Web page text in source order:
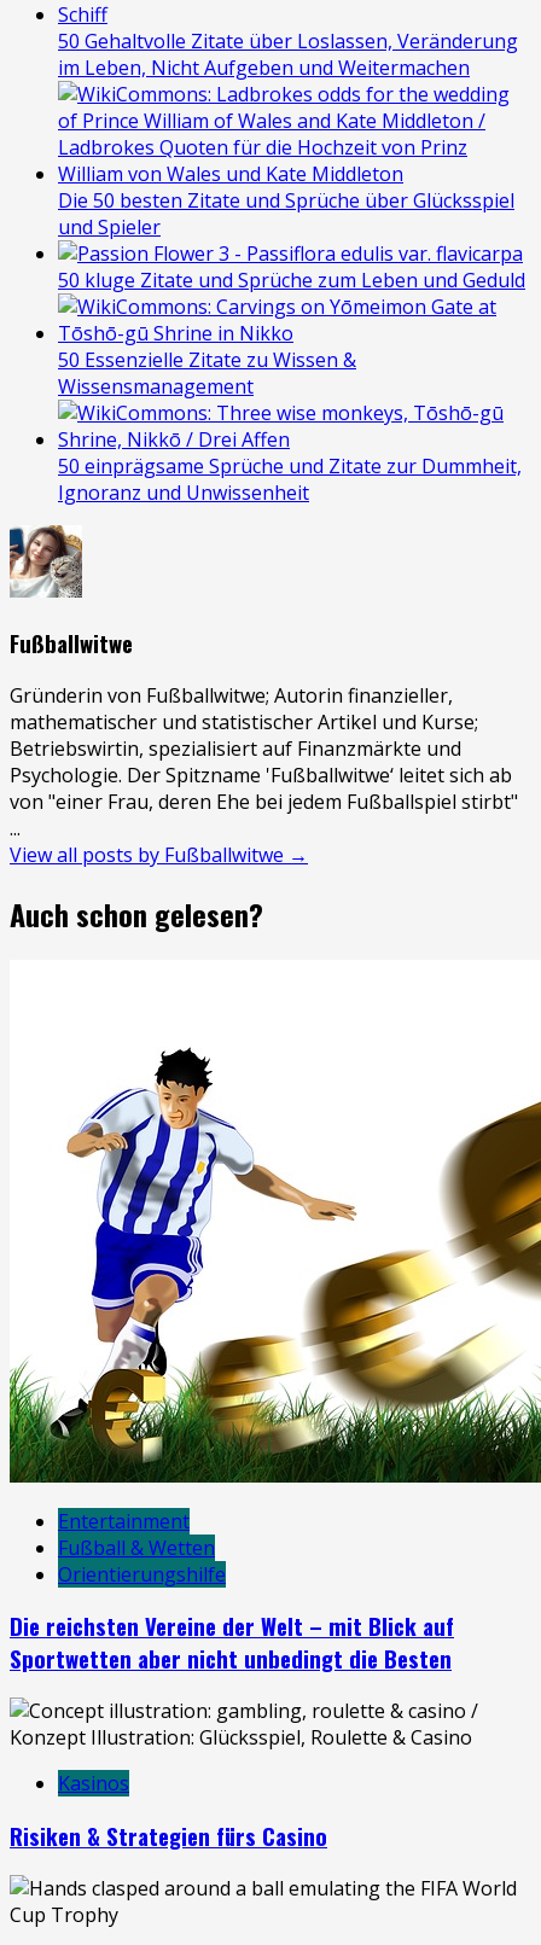
50 Gehaltvolle Zitate über Loslassen, Veränderung
im Leben, Nicht Aufgeben und Weitermachen
Die 50 besten Zitate und Sprüche über Glücksspiel
und Spieler
50 kluge Zitate und Sprüche zum Leben und Geduld
50 Essenzielle Zitate zu Wissen &
Wissensmanagement
50 einprägsame Sprüche und Zitate zur Dummheit,
Ignoranz und Unwissenheit
Fußballwitwe
Gründerin von Fußballwitwe; Autorin finanzieller,
mathematischer und statistischer Artikel und Kurse;
Betriebswirtin, spezialisiert auf Finanzmärkte und
Psychologie. Der Spitzname 'Fußballwitwe‘ leitet sich ab
von "einer Frau, deren Ehe bei jedem Fußballspiel stirbt"
...
View all posts by Fußballwitwe →
Auch schon gelesen?
Entertainment
Fußball & Wetten
Orientierungshilfe
Die reichsten Vereine der Welt – mit Blick auf
Sportwetten aber nicht unbedingt die Besten
Kasinos
Risiken & Strategien fürs Casino